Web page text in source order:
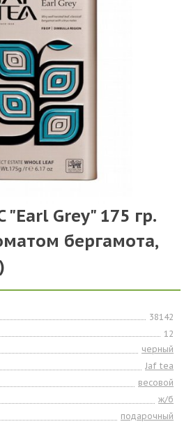
"Earl Grey" 175 гр.
бергамота,
38142
12
черный
Jaf tea
весовой
ж/б
подарочный